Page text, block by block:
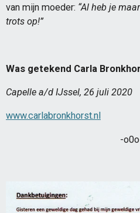
van mijn moeder: “Al heb je
trots op!”
Was getekend Carla
Capelle a/d IJssel, 26 juli 2020
www.carlabronkhorst.nl
-